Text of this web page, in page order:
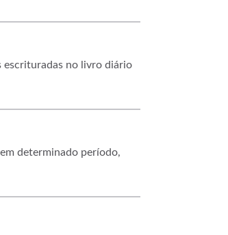
escrituradas no livro diário
determinado período,